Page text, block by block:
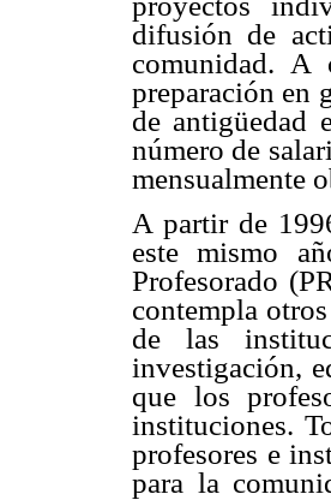
difusión de
comunidad. A
preparación en
de antigüedad
número de
mensualmente
A partir de
este mismo
Profesorado
contempla
de las
investigación,
que los
instituciones.
profesores e
para la